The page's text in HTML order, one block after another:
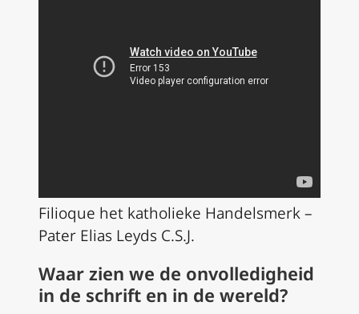
Filioque het katholieke Handelsmerk –
Pater Elias Leyds C.S.J.
Waar zien we de onvolledigheid
in de schrift en in de wereld?